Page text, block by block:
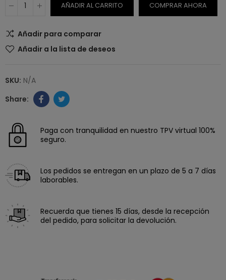
AÑADIR AL CARRITO COMPRAR AHORA
Añadir para comparar
Añadir a la lista de deseos
SKU: N/A
Paga con tranquilidad en nuestro TPV virtual 100%
seguro.
Los pedidos se entregan en un plazo de 5 a 7 días
laborables.
Recuerda que tienes 15 días, desde la recepción
del pedido, para solicitar la devolución.